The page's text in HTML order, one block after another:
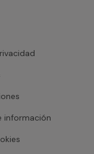
información